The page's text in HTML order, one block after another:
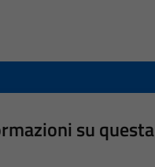
su questa